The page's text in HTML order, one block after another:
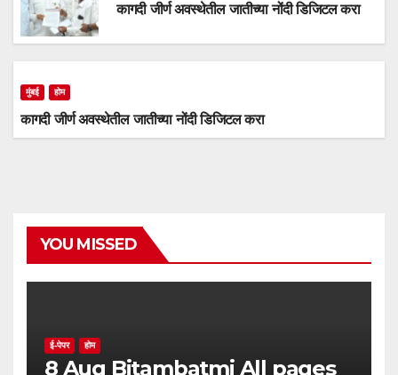
कागदी जीर्ण अवस्थेतील जातीच्या नोंदी डिजिटल करा
मुंबई होम
कागदी जीर्ण अवस्थेतील जातीच्या नोंदी डिजिटल करा
YOU MISSED
ई-पेपर होम
8 Aug Bitambatmi All pages